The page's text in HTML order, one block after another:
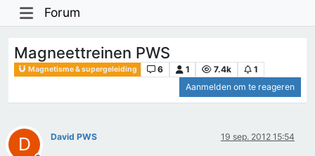
Forum
Magneettreinen PWS
Magnetisme & supergeleiding 6 1 7.4k
1
Aanmelden om te reageren
D David PWS 19 sep. 2012 15:54